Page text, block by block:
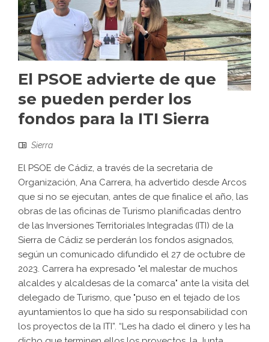
El PSOE advierte de que
se pueden perder los
fondos para la ITI Sierra
Sierra
El PSOE de Cádiz, a través de la secretaria de
Organización, Ana Carrera, ha advertido desde Arcos
que si no se ejecutan, antes de que finalice el año, las
obras de las oficinas de Turismo planificadas dentro
de las Inversiones Territoriales Integradas (ITI) de la
Sierra de Cádiz se perderán los fondos asignados,
según un comunicado difundido el 27 de octubre de
2023. Carrera ha expresado "el malestar de muchos
alcaldes y alcaldesas de la comarca" ante la visita del
delegado de Turismo, que "puso en el tejado de los
ayuntamientos lo que ha sido su responsabilidad con
los proyectos de la ITI”. “Les ha dado el dinero y les ha